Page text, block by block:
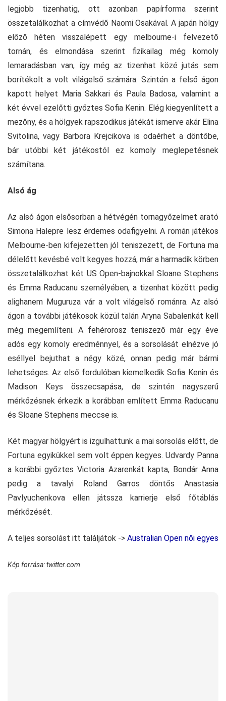
legjobb tizenhatig, ott azonban papírforma szerint
összetalálkozhat a címvédő Naomi Osakával. A japán hölgy
előző héten visszalépett egy melbourne-i felvezető
tornán, és elmondása szerint fizikailag még komoly
lemaradásban van, így még az tizenhat közé jutás sem
borítékolt a volt világelső számára. Szintén a felső ágon
kapott helyet Maria Sakkari és Paula Badosa, valamint a
két évvel ezelőtti győztes Sofia Kenin. Elég kiegyenlített a
mezőny, és a hölgyek rapszodikus játékát ismerve akár Elina
Svitolina, vagy Barbora Krejcikova is odaérhet a döntőbe,
bár utóbbi két játékostól ez komoly meglepetésnek
számítana.
Alsó ág
Az alsó ágon elsősorban a hétvégén tornagyőzelmet arató
Simona Halepre lesz érdemes odafigyelni. A román játékos
Melbourne-ben kifejezetten jól teniszezett, de Fortuna ma
délelőtt kevésbé volt kegyes hozzá, már a harmadik körben
összetalálkozhat két US Open-bajnokkal Sloane Stephens
és Emma Raducanu személyében, a tizenhat között pedig
alighanem Muguruza vár a volt világelső románra. Az alsó
ágon a további játékosok közül talán Aryna Sabalenkát kell
még megemlíteni. A fehérorosz teniszező már egy éve
adós egy komoly eredménnyel, és a sorsolását elnézve jó
eséllyel bejuthat a négy közé, onnan pedig már bármi
lehetséges. Az első fordulóban kiemelkedik Sofia Kenin és
Madison Keys összecsapása, de szintén nagyszerű
mérkőzésnek érkezik a korábban említett Emma Raducanu
és Sloane Stephens meccse is.
Két magyar hölgyért is izgulhattunk a mai sorsolás előtt, de
Fortuna egyikükkel sem volt éppen kegyes. Udvardy Panna
a korábbi győztes Victoria Azarenkát kapta, Bondár Anna
pedig a tavalyi Roland Garros döntős Anastasia
Pavlyuchenkova ellen játssza karrierje első főtáblás
mérkőzését.
A teljes sorsolást itt találjátok -> Australian Open női egyes
Kép forrása: twitter.com